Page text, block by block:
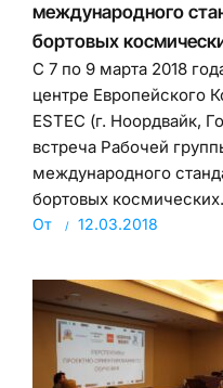
международного
бортовых
С 7 по 9 марта 2018
центре Европейского
ESTEC (г. Ноордвайк,
встреча Рабочей
международного
бортовых
От 12.03.2018